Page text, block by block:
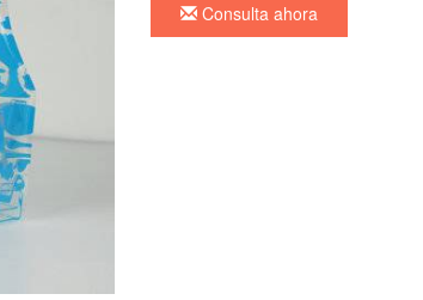
Consulta ahora